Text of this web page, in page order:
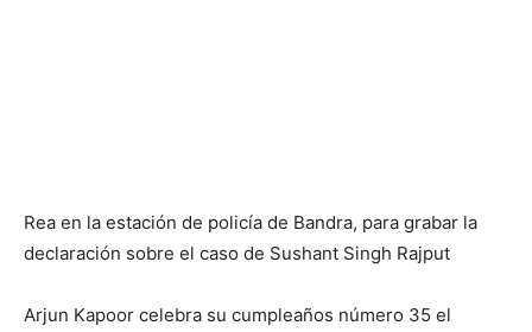
Rea en la estación de policía de Bandra, para grabar la
declaración sobre el caso de Sushant Singh Rajput
Arjun Kapoor celebra su cumpleaños número 35 el